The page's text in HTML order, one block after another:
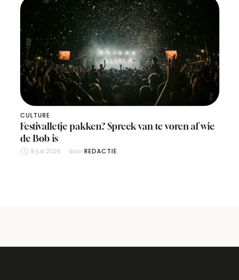
CULTURE
Festivalletje pakken? Spreek van te voren af wie
de Bob is
8 juli 2026 door REDACTIE